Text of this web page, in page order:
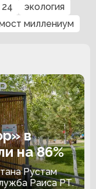
экология
миллениум
в
на 86%
Рустам
Раиса РТ.